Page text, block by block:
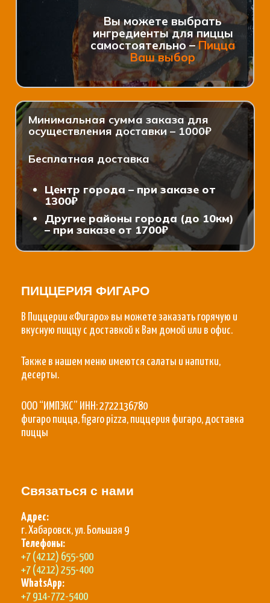
Вы можете выбрать
ингредиенты для пиццы
самостоятельно –Пицца
Ваш выбор
Минимальная сумма заказа для
осуществления доставки – 1000₽
Бесплатная доставка
Центр города – при заказе от
1300₽
Другие районы города (до 10км)
– при заказе от 1700₽
ПИЦЦЕРИЯ ФИГАРО
В Пиццерии «Фигаро» вы можете заказать горячую и
вкусную пиццу с доставкой к Вам домой или в офис.
Также в нашем меню имеются салаты и напитки,
десерты.
ООО “ИМПЭКС” ИНН: 2722136780
фигаро пицца, figaro pizza, пиццерия фигаро, доставка
пиццы
Связаться с нами
Адрес:
г. Хабаровск, ул. Большая 9
Телефоны:
+7 (4212) 655-500
+7 (4212) 255-400
WhatsApp:
+7 914-772-5400